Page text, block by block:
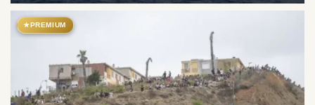
★PREMIUM